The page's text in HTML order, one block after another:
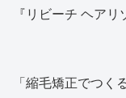
『リビーチ ヘアリ
「縮毛矯正でつく